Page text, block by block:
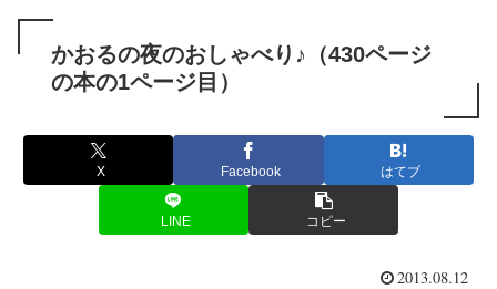
かおるの夜のおしゃべり♪（430ページ
の本の1ページ目）
X Facebook はてブ
LINE コピー
2013.08.12